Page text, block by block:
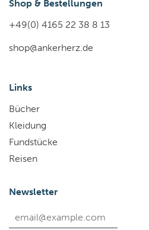
Shop & Bestellungen
+49(0) 4165 22 38 8 13
shop@ankerherz.de
Links
Bücher
Kleidung
Fundstücke
Reisen
Newsletter